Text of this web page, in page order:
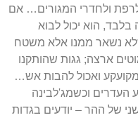
ולחדרי המגורים… אם
בלבד, הוא יכול לבוא
נשאר ממנו אלא משטח
ארצה; גגות שהותקנו
ואכול להבות אש…
העדרים וכשמג'לבינה
של ההר – יודעים בגדות